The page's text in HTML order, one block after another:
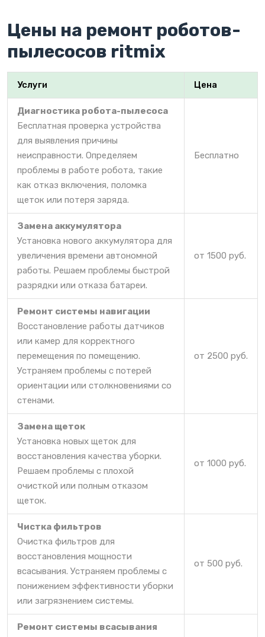
Цены на ремонт роботов-
пылесосов ritmix
Услуги Цена
Диагностика робота-пылесоса
Бесплатная проверка устройства
для выявления причины
неисправности. Определяем
проблемы в работе робота, такие
как отказ включения, поломка
щеток или потеря заряда.
Бесплатно
Замена аккумулятора
Установка нового аккумулятора для
увеличения времени автономной
работы. Решаем проблемы быстрой
разрядки или отказа батареи.
от 1500 руб.
Ремонт системы навигации
Восстановление работы датчиков
или камер для корректного
перемещения по помещению.
Устраняем проблемы с потерей
ориентации или столкновениями со
стенами.
от 2500 руб.
Замена щеток
Установка новых щеток для
восстановления качества уборки.
Решаем проблемы с плохой
очисткой или полным отказом
щеток.
от 1000 руб.
Чистка фильтров
Очистка фильтров для
восстановления мощности
всасывания. Устраняем проблемы с
понижением эффективности уборки
или загрязнением системы.
от 500 руб.
Ремонт системы всасывания